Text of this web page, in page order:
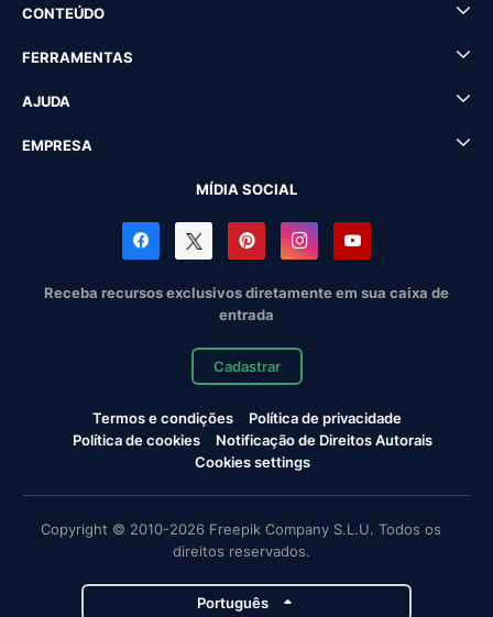
CONTEÚDO
FERRAMENTAS
AJUDA
EMPRESA
MÍDIA SOCIAL
Receba recursos exclusivos diretamente em sua caixa de
entrada
Cadastrar
Termos e condições
Política de privacidade
Política de cookies
Notificação de Direitos Autorais
Cookies settings
Copyright © 2010-2026 Freepik Company S.L.U. Todos os
direitos reservados.
Português